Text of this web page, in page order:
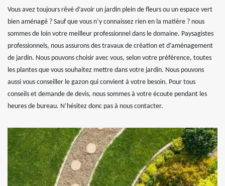
Vous avez toujours rêvé d’avoir un jardin plein de fleurs ou un espace vert
bien aménagé ? Sauf que vous n’y connaissez rien en la matière ? nous
sommes de loin votre meilleur professionnel dans le domaine. Paysagistes
professionnels, nous assurons des travaux de création et d’aménagement
de jardin. Nous pouvons choisir avec vous, selon votre préférence, toutes
les plantes que vous souhaitez mettre dans votre jardin. Nous pouvons
aussi vous conseiller le gazon qui convient à votre besoin. Pour tous
conseils et demande de devis, nous sommes à votre écoute pendant les
heures de bureau. N’hésitez donc pas à nous contacter.